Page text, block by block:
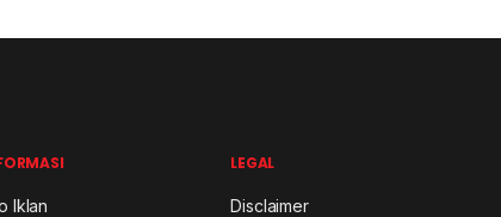
Iklan
LEGAL
Disclaimer